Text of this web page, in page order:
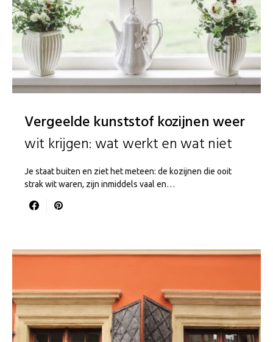
Vergeelde kunststof kozijnen weer
wit krijgen: wat werkt en wat niet
Je staat buiten en ziet het meteen: de kozijnen die ooit
strak wit waren, zijn inmiddels vaal en…